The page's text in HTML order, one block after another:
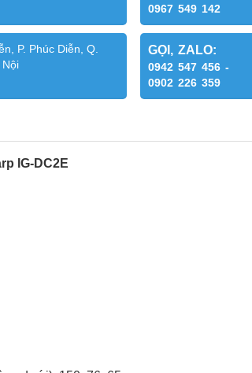
0967 549 142
P. Phúc Diễn, Q.
GỌI, ZALO:
0942 547 456 -
0902 226 359
IG-DC2E